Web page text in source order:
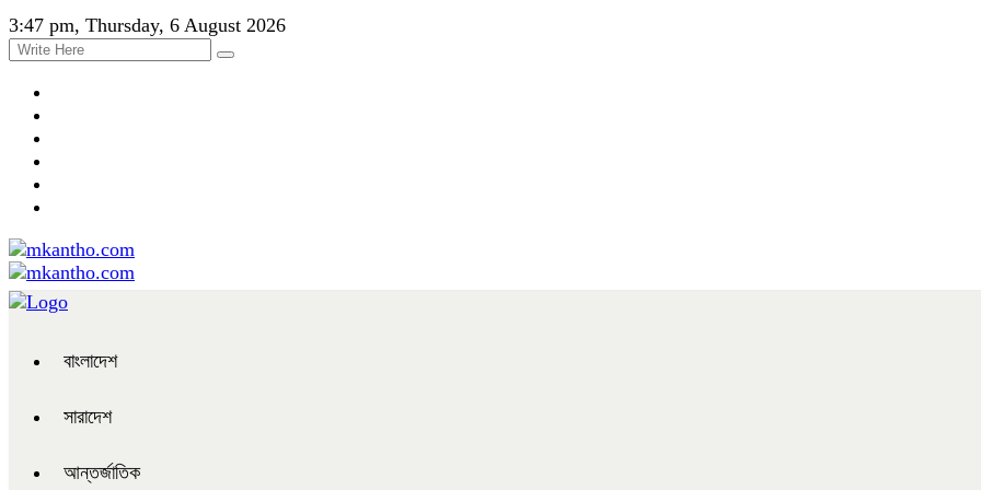
3:47 pm, Thursday, 6 August 2026
বাংলাদেশ
সারাদেশ
আন্তর্জাতিক